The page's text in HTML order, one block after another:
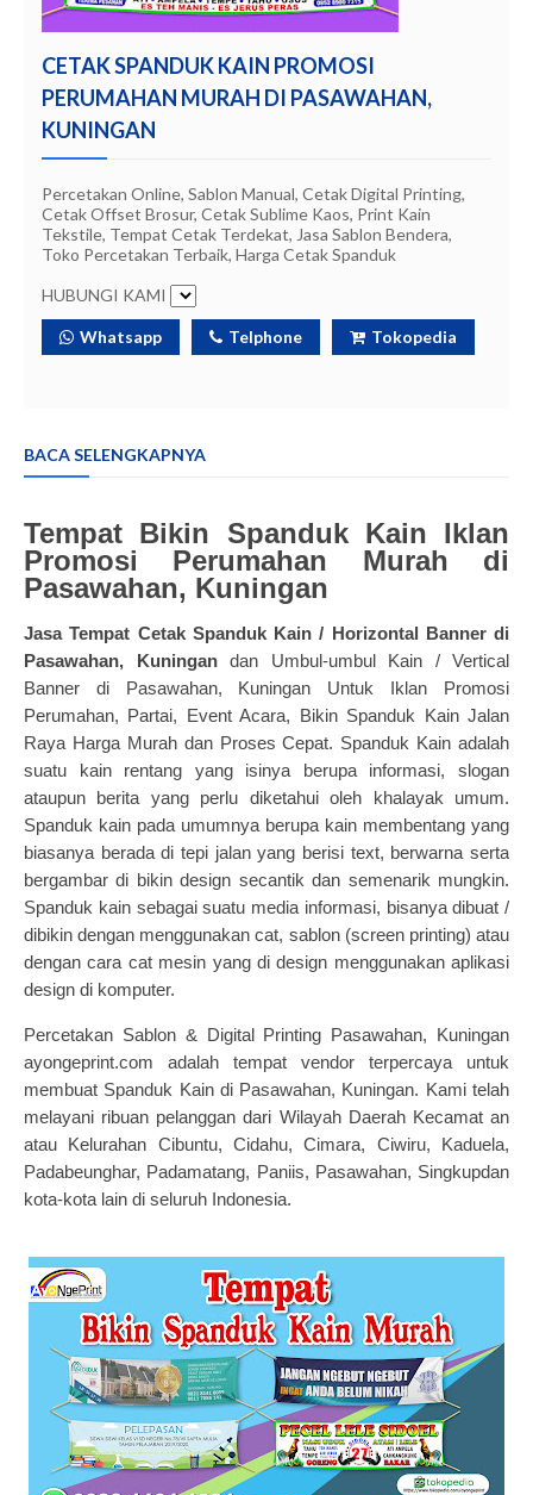
CETAK SPANDUK KAIN PROMOSI
PERUMAHAN MURAH DI PASAWAHAN,
KUNINGAN
Percetakan Online, Sablon Manual, Cetak Digital Printing,
Cetak Offset Brosur, Cetak Sublime Kaos, Print Kain
Tekstile, Tempat Cetak Terdekat, Jasa Sablon Bendera,
Toko Percetakan Terbaik, Harga Cetak Spanduk
HUBUNGI KAMI
Whatsapp Telphone Tokopedia
BACA SELENGKAPNYA
Tempat Bikin Spanduk Kain Iklan
Promosi Perumahan Murah di
Pasawahan, Kuningan
Jasa Tempat Cetak Spanduk Kain / Horizontal Banner di
Pasawahan, Kuningandan Umbul-umbul Kain / Vertical
Banner di Pasawahan, Kuningan Untuk Iklan Promosi
Perumahan, Partai, Event Acara, Bikin Spanduk Kain Jalan
Raya Harga Murah dan Proses Cepat. Spanduk Kain adalah
suatu kain rentang yang isinya berupa informasi, slogan
ataupun berita yang perlu diketahui oleh khalayak umum.
Spanduk kain pada umumnya berupa kain membentang yang
biasanya berada di tepi jalan yang berisi text, berwarna serta
bergambar di bikin design secantik dan semenarik mungkin.
Spanduk kain sebagai suatu media informasi, bisanya dibuat /
dibikin dengan menggunakan cat, sablon (screen printing) atau
dengan cara cat mesin yang di design menggunakan aplikasi
design di komputer.
Percetakan Sablon & Digital Printing Pasawahan, Kuningan
ayongeprint.com adalah tempat vendor terpercaya untuk
membuat Spanduk Kain di Pasawahan, Kuningan. Kami telah
melayani ribuan pelanggan dari Wilayah Daerah Kecamat an
atau Kelurahan Cibuntu, Cidahu, Cimara, Ciwiru, Kaduela,
Padabeunghar, Padamatang, Paniis, Pasawahan, Singkupdan
kota-kota lain di seluruh Indonesia.